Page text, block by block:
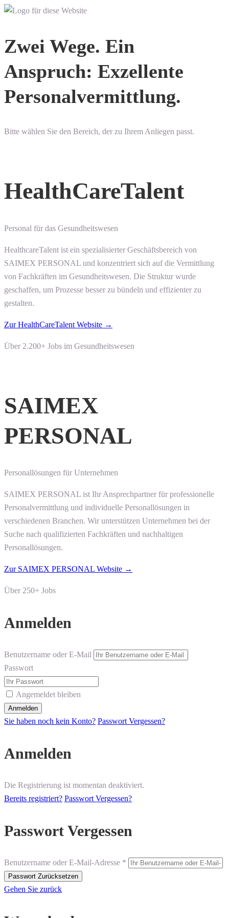
Zwei Wege. Ein
Anspruch: Exzellente
Personalvermittlung.
Bitte wählen Sie den Bereich, der zu Ihrem Anliegen passt.
HealthCareTalent
Personal für das Gesundheitswesen
HealthcareTalent ist ein spezialisierter Geschäftsbereich von
SAIMEX PERSONAL und konzentriert sich auf die Vermittlung
von Fachkräften im Gesundheitswesen. Die Struktur wurde
geschaffen, um Prozesse besser zu bündeln und effizienter zu
gestalten.
Zur HealthCareTalent Website →
Über 2.200+ Jobs im Gesundheitswesen
SAIMEX
PERSONAL
Personallösungen für Unternehmen
SAIMEX PERSONAL ist Ihr Ansprechpartner für professionelle
Personalvermittlung und individuelle Personallösungen in
verschiedenen Branchen. Wir unterstützen Unternehmen bei der
Suche nach qualifizierten Fachkräften und nachhaltigen
Personallösungen.
Zur SAIMEX PERSONAL Website →
Über 250+ Jobs
Anmelden
Benutzername oder E-Mail
Passwort
Angemeldet bleiben
Sie haben noch kein Konto? Passwort Vergessen?
Anmelden
Die Registrierung ist momentan deaktiviert.
Bereits registriert? Passwort Vergessen?
Passwort Vergessen
Benutzername oder E-Mail-Adresse *
Gehen Sie zurück